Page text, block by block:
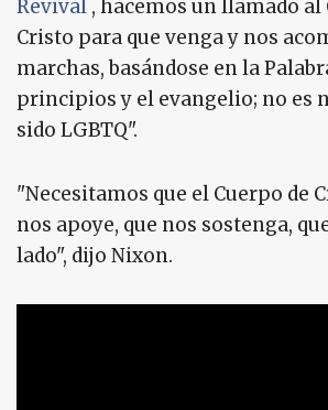
Revival , hacemos un llamado al
Cristo para que venga y nos
marchas, basándose en la
principios y el evangelio; no es
sido LGBTQ".
"Necesitamos que el Cuerpo de
nos apoye, que nos sostenga,
lado", dijo Nixon.